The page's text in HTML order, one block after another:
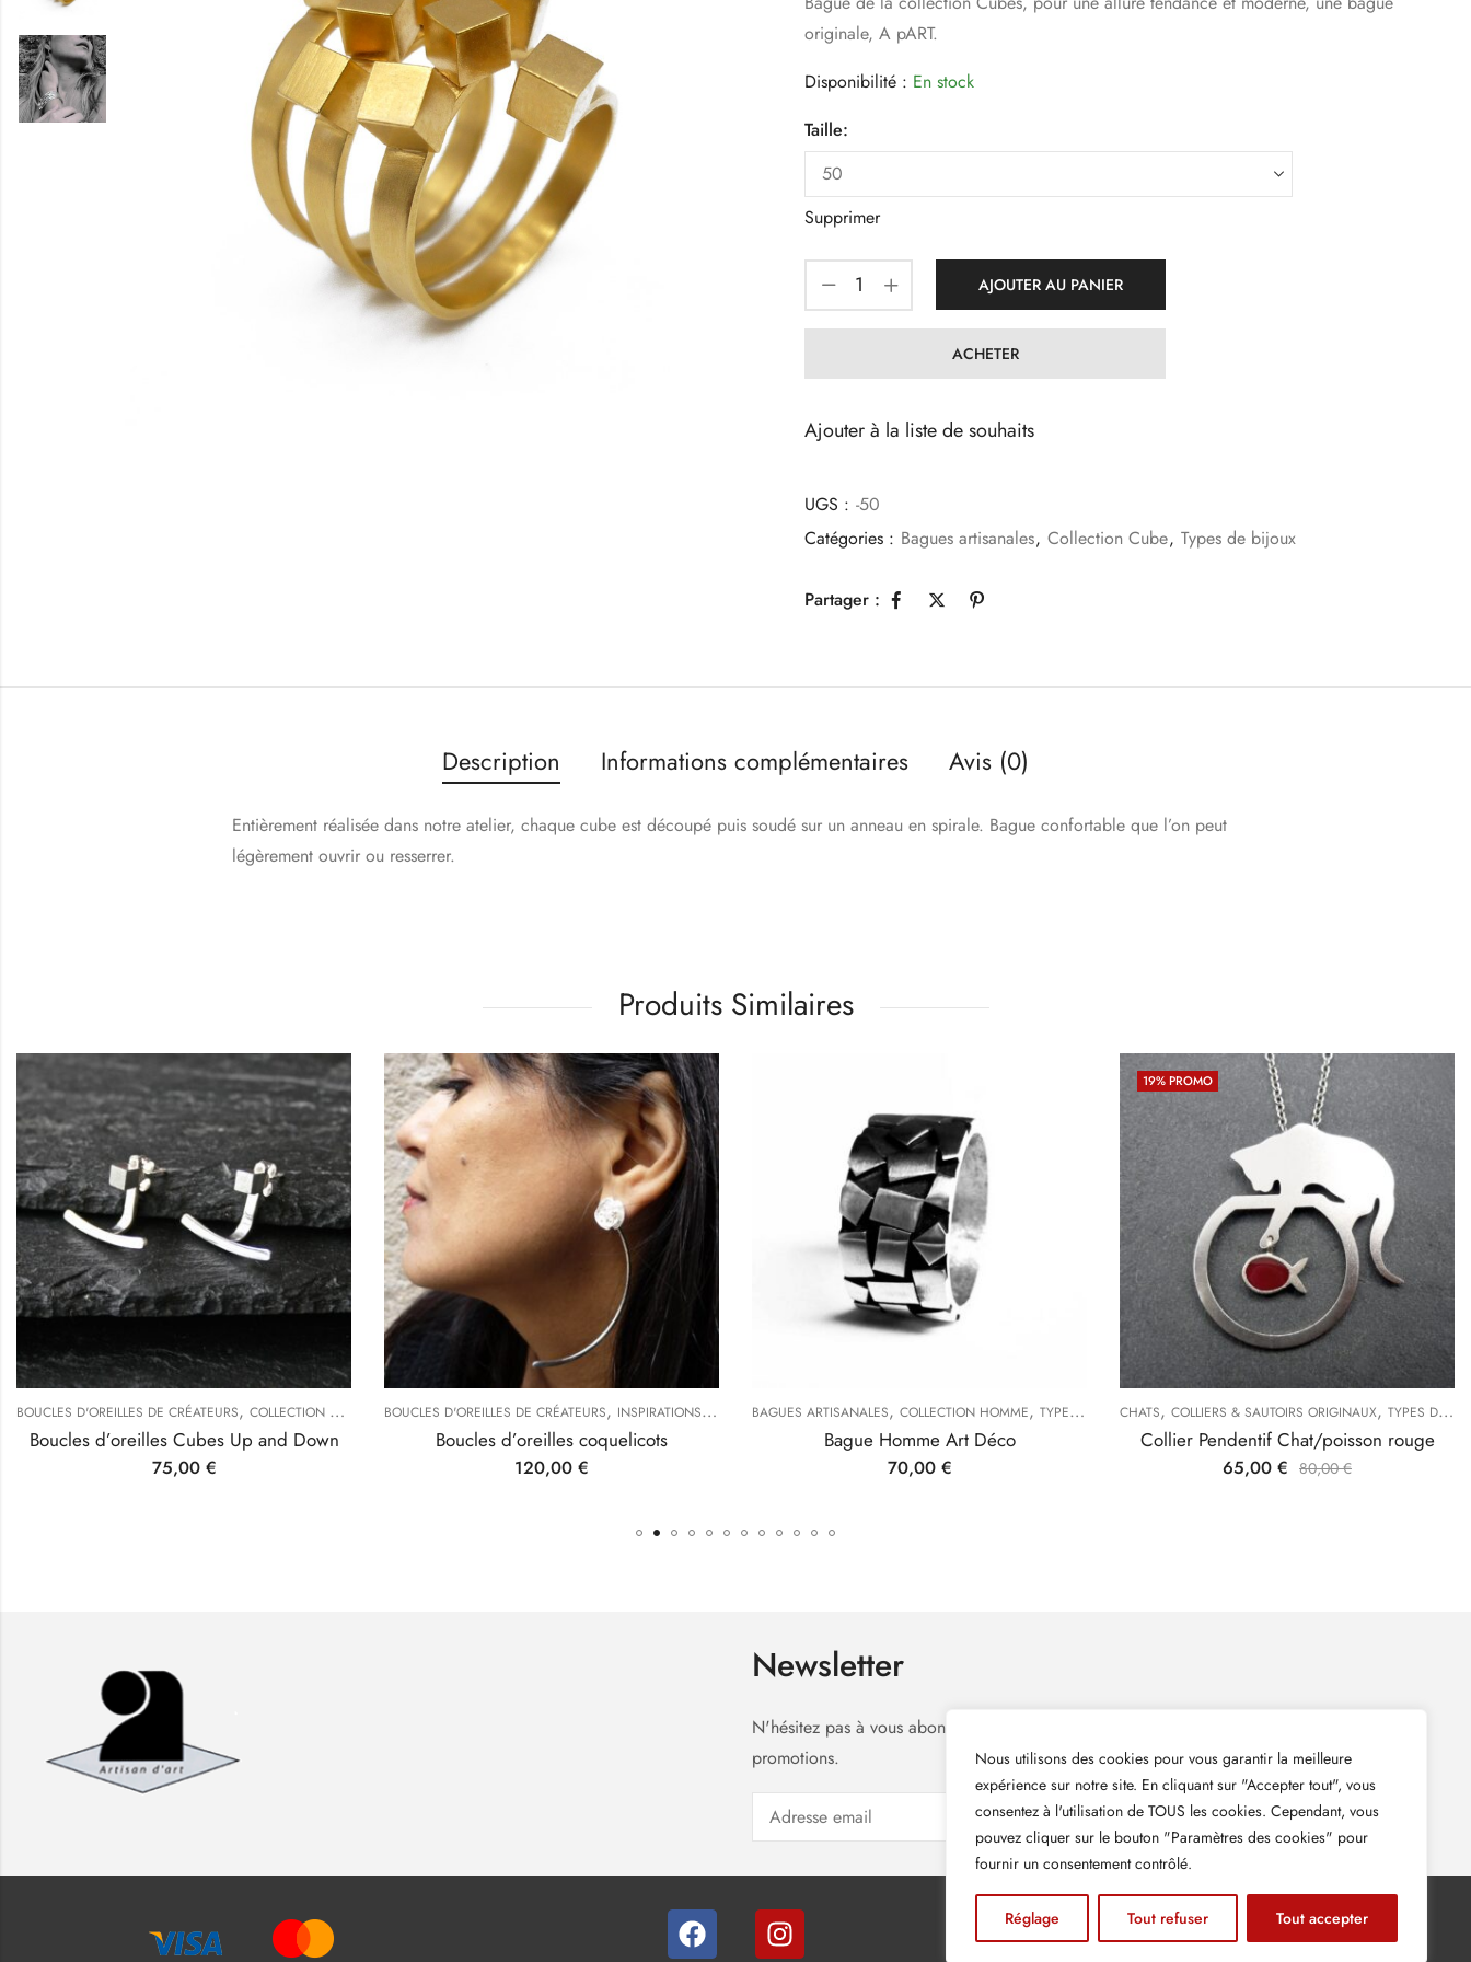
Nous utilisons des cookies pour vous garantir la meilleure
expérience sur notre site. En cliquant sur "Accepter tout", vous
consentez à l'utilisation de TOUS les cookies. Cependant, vous
pouvez cliquer sur le bouton "Paramètres des cookies" pour
fournir un consentement contrôlé.
Réglage Tout refuser Tout accepter
originale, A pART.
Disponibilité : En stock
Taille:
Supprimer
AJOUTER AU PANIER
ACHETER
Ajouter à la liste de souhaits
UGS : -50
Catégories : Bagues artisanales, Collection Cube, Types de bijoux
Partager :
Description Informations complémentaires Avis (0)
Entièrement réalisée dans notre atelier, chaque cube est découpé puis soudé sur un anneau en spirale. Bague confortable que l’on peut
légèrement ouvrir ou resserrer.
Produits Similaires
,INSPIRATIONS DE LA NATURE,TYPES DE BIJOUX
BOUCLES D'OREILLES DE CRÉATEURS, COLLECTION CUBE COLLECTIONS,LES INDISPENSABLES (CRÉOLES, BAGUES FINES...),TYPES DE BIJOUX
Boucles d’oreilles Cubes Up and Down
75,00 €
BOUCLES D'OREILLES DE CRÉATEURS, INSPIRATIONS DE LA NATURE , SOLDES,TYPES DE BIJOUX
Boucles d’oreilles coquelicots
120,00 €
BAGUES ARTISANALES, COLLECTION HOMME, TYPES DE BIJOUX
Bague Homme Art Déco
70,00 €
19% PROMO
CHATS, COLLIERS & SAUTOIRS ORIGINAUX, TYPES DE BIJOUX
Collier Pendentif Chat/poisson rouge
65,00 € 80,00€
Newsletter
N'hésitez pas à vous abonner à ma newsletter pour suivre mes dernières actualités et
promotions.
Mentions légales –Conditions générales de ventes